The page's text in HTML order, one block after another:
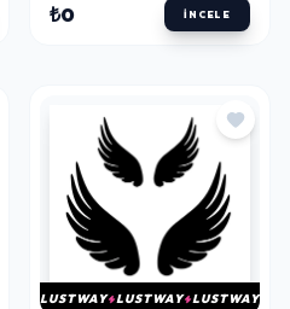
₺0 İNCELE
LUSTWAY LUSTWAY LUSTWAY